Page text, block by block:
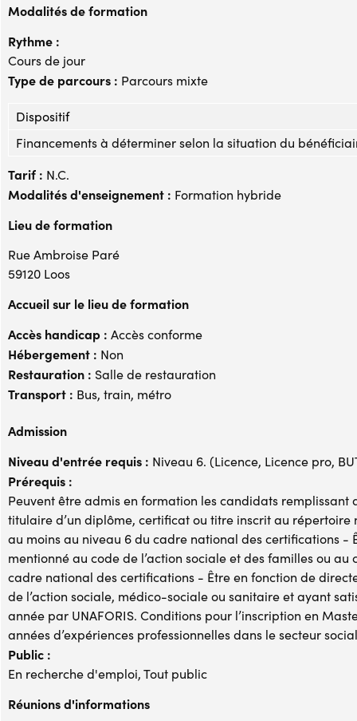
Modalités de formation
Rythme :
Cours de jour
Type de parcours : Parcours mixte
Dispositif
Financements à déterminer selon la situation du
Tarif : N.C.
Modalités d'enseignement : Formation hybride
Lieu de formation
Rue Ambroise Paré
59120 Loos
Accueil sur le lieu de formation
Accès handicap : Accès conforme
Hébergement : Non
Restauration : Salle de restauration
Transport : Bus, train, métro
Admission
Niveau d'entrée requis : Niveau 6. (Licence, Licence pro,
Prérequis :
Peuvent être admis en formation les candidats remplissant
titulaire d’un diplôme, certificat ou titre inscrit au
au moins au niveau 6 du cadre national des certifications -
mentionné au code de l’action sociale et des familles ou
cadre national des certifications - Être en fonction de
de l’action sociale, médico-sociale ou sanitaire et ayant
année par UNAFORIS. Conditions pour l’inscription en
années d’expériences professionnelles dans le secteur
Public :
En recherche d'emploi, Tout public
Réunions d'informations